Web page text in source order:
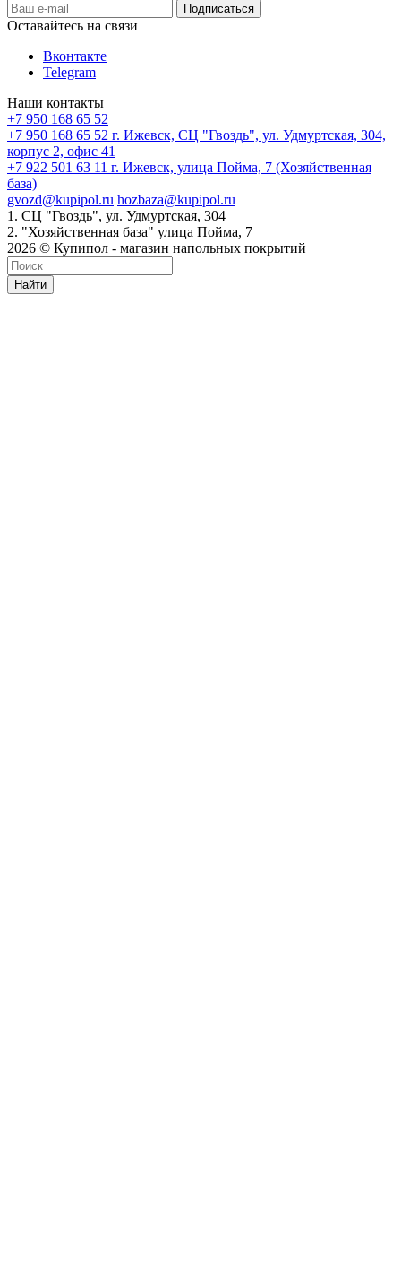
Оставайтесь на связи
Вконтакте
Telegram
Наши контакты
+7 950 168 65 52
+7 950 168 65 52 г. Ижевск, СЦ "Гвоздь", ул. Удмуртская, 304,
корпус 2, офис 41
+7 922 501 63 11 г. Ижевск, улица Пойма, 7 (Хозяйственная
база)
gvozd@kupipol.ru hozbaza@kupipol.ru
1. СЦ "Гвоздь", ул. Удмуртская, 304
2. "Хозяйственная база" улица Пойма, 7
2026 © Купипол - магазин напольных покрытий
Найти